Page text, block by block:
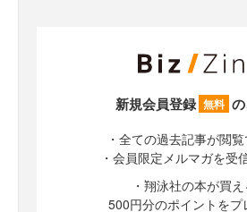
新規会員登録 無料
・全ての過去記事が閲
・会員限定メルマガを受
・翔泳社の本が買え
500円分のポイントをプ